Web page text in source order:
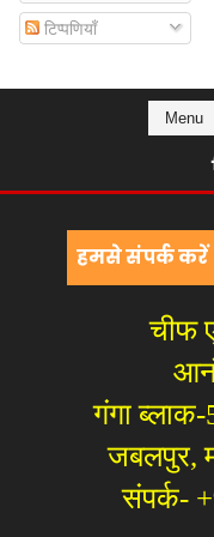
टिप्पणियाँ
हमसे संपर्क करें
चीफ
गंगा
जबलपुर,
संपर्क-